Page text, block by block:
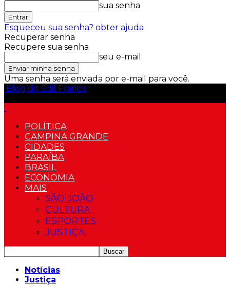
sua senha
Esqueceu sua senha? obter ajuda
Recuperar senha
Recupere sua senha
seu e-mail
Uma senha será enviada por e-mail para você.
Blog do Edil Francis
POLÍTICA
CAMPINA GRANDE
CIDADES
PARAÍBA
BRASIL
ECONOMIA
MAIS
SÃO JOÃO
CULTURA
ESPORTES
JUSTIÇA
Notícias
Justiça